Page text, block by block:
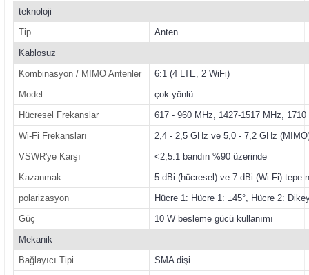
teknoloji
Tip
Anten
Kablosuz
Kombinasyon / MIMO Antenler
6:1 (4 LTE, 2 WiFi)
Model
çok yönlü
Hücresel Frekanslar
617 - 960 MHz, 1427-1517 MHz,
Wi-Fi Frekansları
2,4 - 2,5 GHz ve 5,0 - 7,2 GHz
VSWR'ye Karşı
<2,5:1 bandın %90 üzerinde
Kazanmak
5 dBi (hücresel) ve 7 dBi (Wi-Fi) tepe
polarizasyon
Hücre 1: Hücre 1: ±45°, Hücre 2:
Güç
10 W besleme gücü kullanımı
Mekanik
Bağlayıcı Tipi
SMA dişi